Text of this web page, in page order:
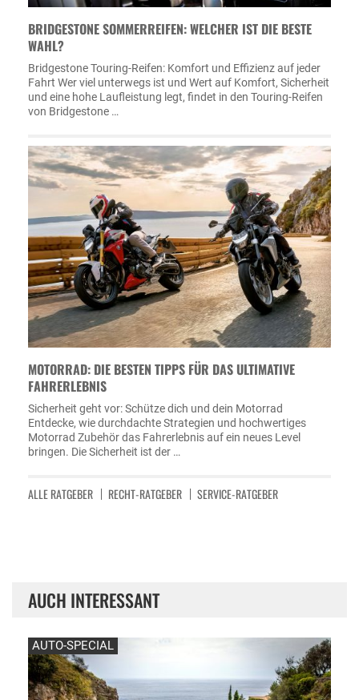
BRIDGESTONE SOMMERREIFEN: WELCHER IST DIE BESTE
WAHL?
Bridgestone Touring-Reifen: Komfort und Effizienz auf jeder
Fahrt Wer viel unterwegs ist und Wert auf Komfort, Sicherheit
und eine hohe Laufleistung legt, findet in den Touring-Reifen
von Bridgestone …
MOTORRAD: DIE BESTEN TIPPS FÜR DAS ULTIMATIVE
FAHRERLEBNIS
Sicherheit geht vor: Schütze dich und dein Motorrad
Entdecke, wie durchdachte Strategien und hochwertiges
Motorrad Zubehör das Fahrerlebnis auf ein neues Level
bringen. Die Sicherheit ist der …
ALLE RATGEBER RECHT-RATGEBER SERVICE-RATGEBER
AUCH INTERESSANT
AUTO-SPECIAL